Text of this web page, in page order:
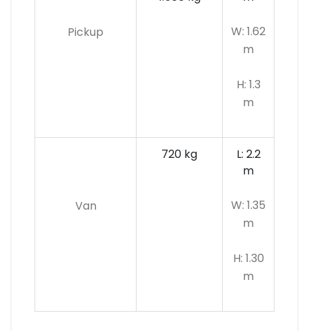
Pickup
W: 1.62
m
H: 1.3
m
Van
720 kg
L: 2.2
m
W: 1.35
m
H: 1.30
m